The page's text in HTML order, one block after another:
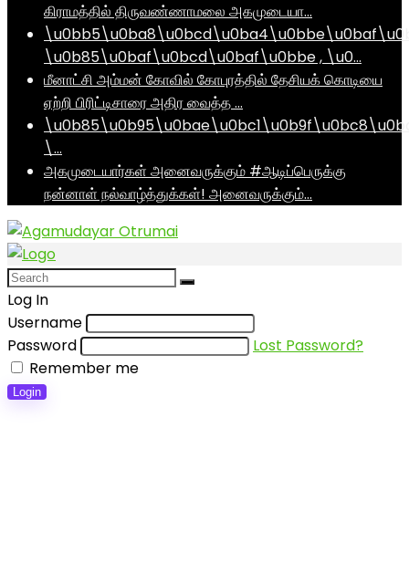
கிராமத்தில் திருவண்ணாமலை அகமுடையா…
\u0b85\u0baf\u0bcd\u0baf\u0bbe , \u0…
மீனாட்சி அம்மன் கோவில் கோபுரத்தில் தேசியக் கொடியை
ஏற்றி பிரிட்டிசாரை அதிர வைத்த …
\…
அகமுடையார்கள் அனைவருக்கும் #ஆடிப்பெருக்கு
நன்னாள் நல்வாழ்த்துக்கள்! அனைவருக்கும்…
Log In
Username
Password
Lost Password?
Remember me
Login